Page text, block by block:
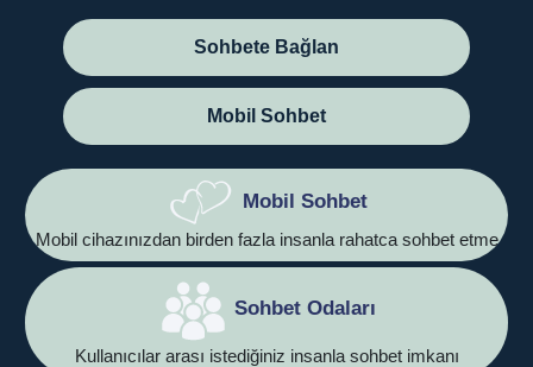
Sohbete Bağlan
Mobil Sohbet
Mobil Sohbet
Mobil cihazınızdan birden fazla insanla rahatca sohbet etme
Sohbet Odaları
Kullanıcılar arası istediğiniz insanla sohbet imkanı